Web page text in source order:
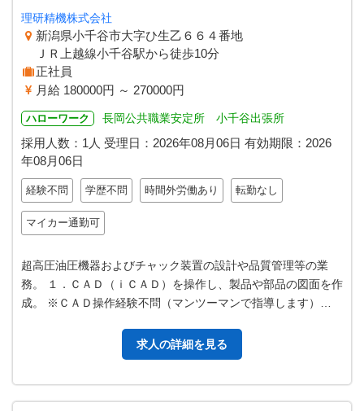
理研精機株式会社
新潟県小千谷市大字ひ生乙６６４番地
ＪＲ上越線小千谷駅から徒歩10分
正社員
月給 180000円 ～ 270000円
ハローワーク 長岡公共職業安定所 小千谷出張所
採用人数：1人 受理日： 2026年08月06日 有効期限： 2026
年08月06日
経験不問 学歴不問 時間外労働あり 転勤なし
マイカー通勤可
超高圧油圧機器およびチャック装置の設計や品質管理等の業
務。 １．ＣＡＤ（ｉＣＡＤ）を操作し、製品や部品の図面を作
成。 ※ＣＡＤ操作経験不問（マンツーマンで指導します）
求人の詳細を見る